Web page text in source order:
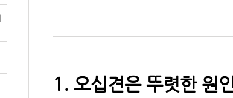
1. 오십견은 뚜렷한 원